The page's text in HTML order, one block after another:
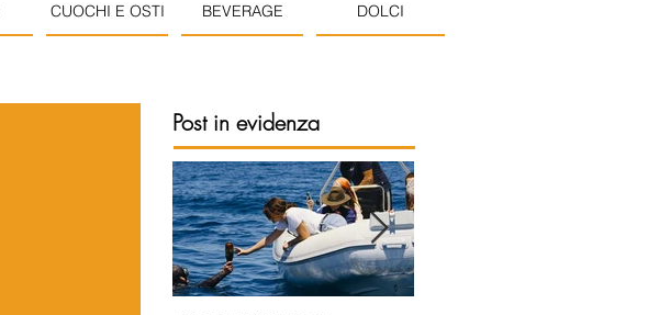
CUOCHI E OSTI BEVERAGE DOLCI
Post in evidenza